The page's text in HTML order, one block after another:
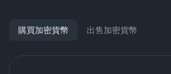
購買加密貨幣 出售加密貨幣